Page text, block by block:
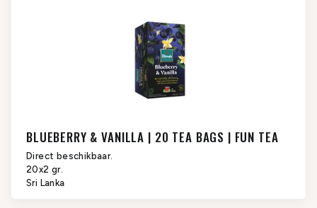
BLUEBERRY & VANILLA | 20 TEA BAGS | FUN TEA
Direct beschikbaar.
20x2 gr.
Sri Lanka